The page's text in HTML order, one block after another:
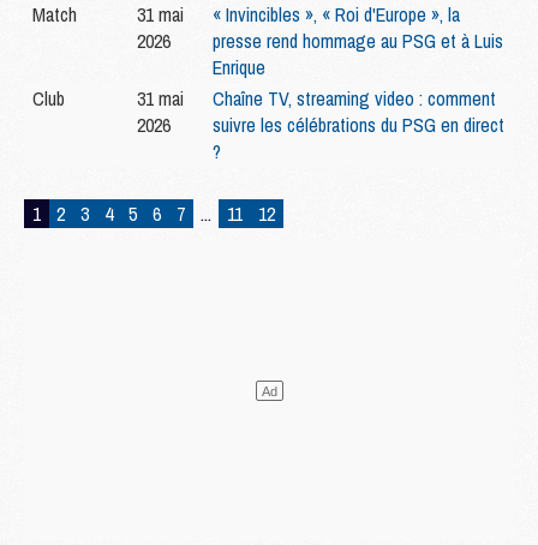
Match
31 mai
2026
« Invincibles », « Roi d'Europe », la
presse rend hommage au PSG et à Luis
Enrique
Club
31 mai
2026
Chaîne TV, streaming video : comment
suivre les célébrations du PSG en direct
?
1 2 3 4 5 6 7 ... 11 12